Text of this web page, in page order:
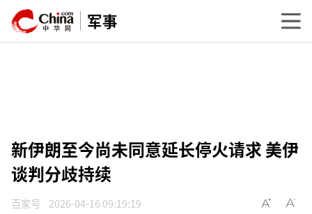
军事
新伊朗至今尚未同意延长停火请求 美伊
谈判分歧持续
百家号 2026-04-16 09:19:19